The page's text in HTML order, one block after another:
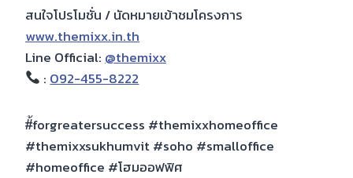
สนใจโปรโมชั่น / นัดหมายเข้าชมโครงการ
www.themixx.in.th
Line Official: @themixx
: 092-455-8222
#้forgreatersuccess #themixxhomeoffice
#themixxsukhumvit #soho #smalloffice
#homeoffice #โฮมออฟฟิศ